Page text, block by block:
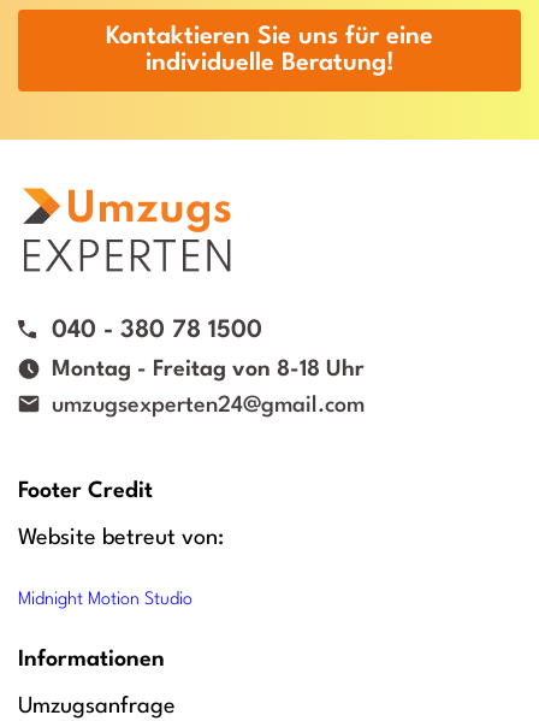
Kontaktieren Sie uns für eine
individuelle Beratung!
040 - 380 78 1500
Montag - Freitag von 8-18 Uhr
umzugsexperten24@gmail.com
Footer Credit
Website betreut von:
Midnight Motion Studio
Informationen
Umzugsanfrage